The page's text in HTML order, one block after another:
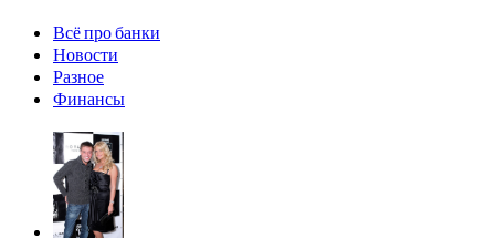
Всё про банки
Новости
Разное
Финансы